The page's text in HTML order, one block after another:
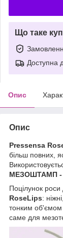
Що таке
Доступна
Опис
Опис
Pressensa
більш повних,
МЕЗОШТАМП -
Поцілунок роси
RoseLips:
тонким об'ємом
саме для